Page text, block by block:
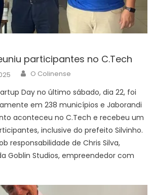
participantes no C.Tech
Author
O Colinense
Day no último sábado, dia 22, foi
em 238 municípios e Jaborandi
aconteceu no C.Tech e recebeu um
inclusive do prefeito Silvinho.
responsabilidade de Chris Silva,
Goblin Studios, empreendedor com